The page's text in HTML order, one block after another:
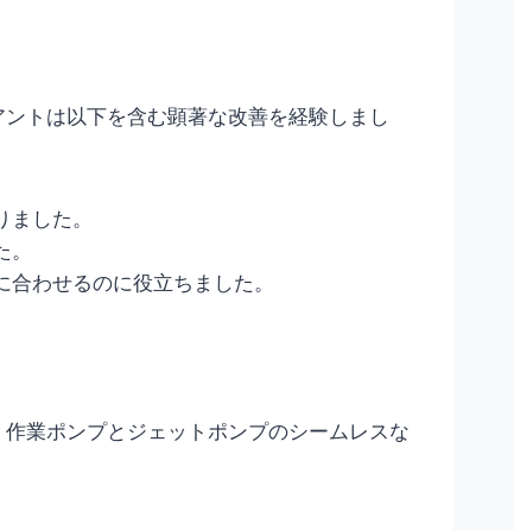
トは以下を含む顕著な改善を経験しまし
した。
わせるのに役立ちました。
業ポンプとジェットポンプのシームレスな